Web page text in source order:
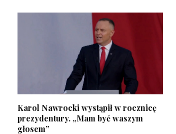
Karol Nawrocki wystąpił w rocznicę
prezydentury. „Mam być waszym
głosem”